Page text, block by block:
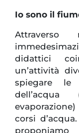
Io sono il
didattici
un’attività
spiegare
dell’acqua
corsi